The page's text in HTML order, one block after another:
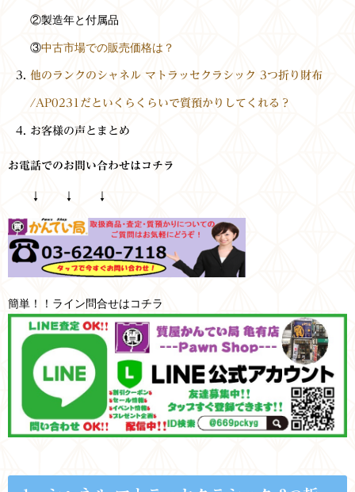
②製造年と付属品
③中古市場での販売価格は？
他のランクのシャネル マトラッセクラシック 3つ折り財布
/AP0231だといくらくらいで質預かりしてくれる？
お客様の声とまとめ
お電話でのお問い合わせはコチラ
↓ ↓ ↓
簡単！！ライン問合せはコチラ